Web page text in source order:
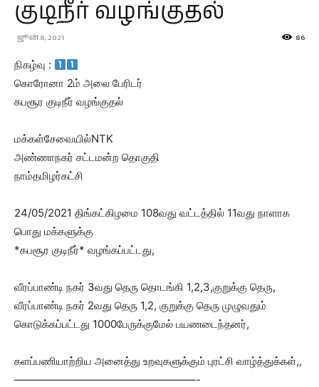
குடிநீர் வழங்குதல்
ஜூன் 8, 2021 86
நிகழ்வு :
கொரோனா 2ம் அலை பேரிடர்
கபசூர குடிநீர் வழங்குதல்
மக்கள்சேவையில்NTK
அண்ணாநகர் சட்டமன்ற தொகுதி
நாம்தமிழர்கட்சி
24/05/2021 திங்கட்கிழமை 108வது வட்டத்தில் 11வது நாளாக
பொது மக்களுக்கு
*கபசூர குடிநீர்* வழங்கப்பட்டது,
வீரப்பாண்டி நகர் 3வது தெரு தொடங்கி 1,2,3,குறுக்கு தெரு,
வீரப்பாண்டி நகர் 2வது தெரு 1,2, குறுக்கு தெரு முழுவதும்
கொடுக்கப்பட்டது 1000பேருக்குமேல் பயணடைந்தனர்,
களப்பணியாற்றிய அனைத்து உறவுகளுக்கும் புரட்சி வாழ்த்துக்கள்,,
—————————————————-